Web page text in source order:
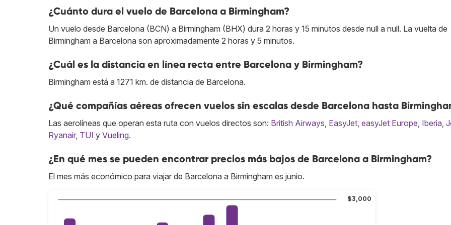
¿Cuánto dura el vuelo de Barcelona a Birmingham?
Un vuelo desde Barcelona (BCN) a Birmingham (BHX) dura 2 horas y 15 minutos desde null a null. La vuelta de
Birmingham a Barcelona son aproximadamente 2 horas y 5 minutos.
¿Cuál es la distancia en línea recta entre Barcelona y Birmingham?
Birmingham está a 1271 km. de distancia de Barcelona.
¿Qué compañías aéreas ofrecen vuelos sin escalas desde Barcelona hasta
Las aerolíneas que operan esta ruta con vuelos directos son: British Airways, EasyJet, easyJet Europe, Iberia,
Ryanair, TUI y Vueling.
¿En qué mes se pueden encontrar precios más bajos de Barcelona a Birmingham?
El mes más económico para viajar de Barcelona a Birmingham es junio.
$3,000